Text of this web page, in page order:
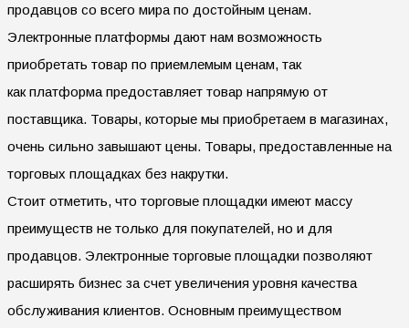
продавцов со всего мира по достойным ценам.
Электронные платформы дают нам возможность
приобретать товар по приемлемым ценам, так
как платформа предоставляет товар напрямую от
поставщика. Товары, которые мы приобретаем в магазинах,
очень сильно завышают цены. Товары, предоставленные на
торговых площадках без накрутки.
Стоит отметить, что торговые площадки имеют массу
преимуществ не только для покупателей, но и для
продавцов. Электронные торговые площадки позволяют
расширять бизнес за счет увеличения уровня качества
обслуживания клиентов. Основным преимуществом